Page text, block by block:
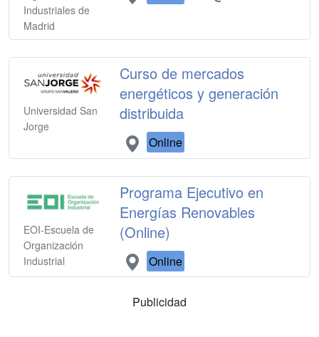
Industriales de
Madrid
Universidad San
Jorge
Curso de mercados
energéticos y generación
distribuida
Online
EOI-Escuela de
Organización
Industrial
Programa Ejecutivo en
Energías Renovables
(Online)
Online
Publicidad